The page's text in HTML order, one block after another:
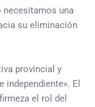
necesitamos una
su eliminación
provincial y
El
el rol del